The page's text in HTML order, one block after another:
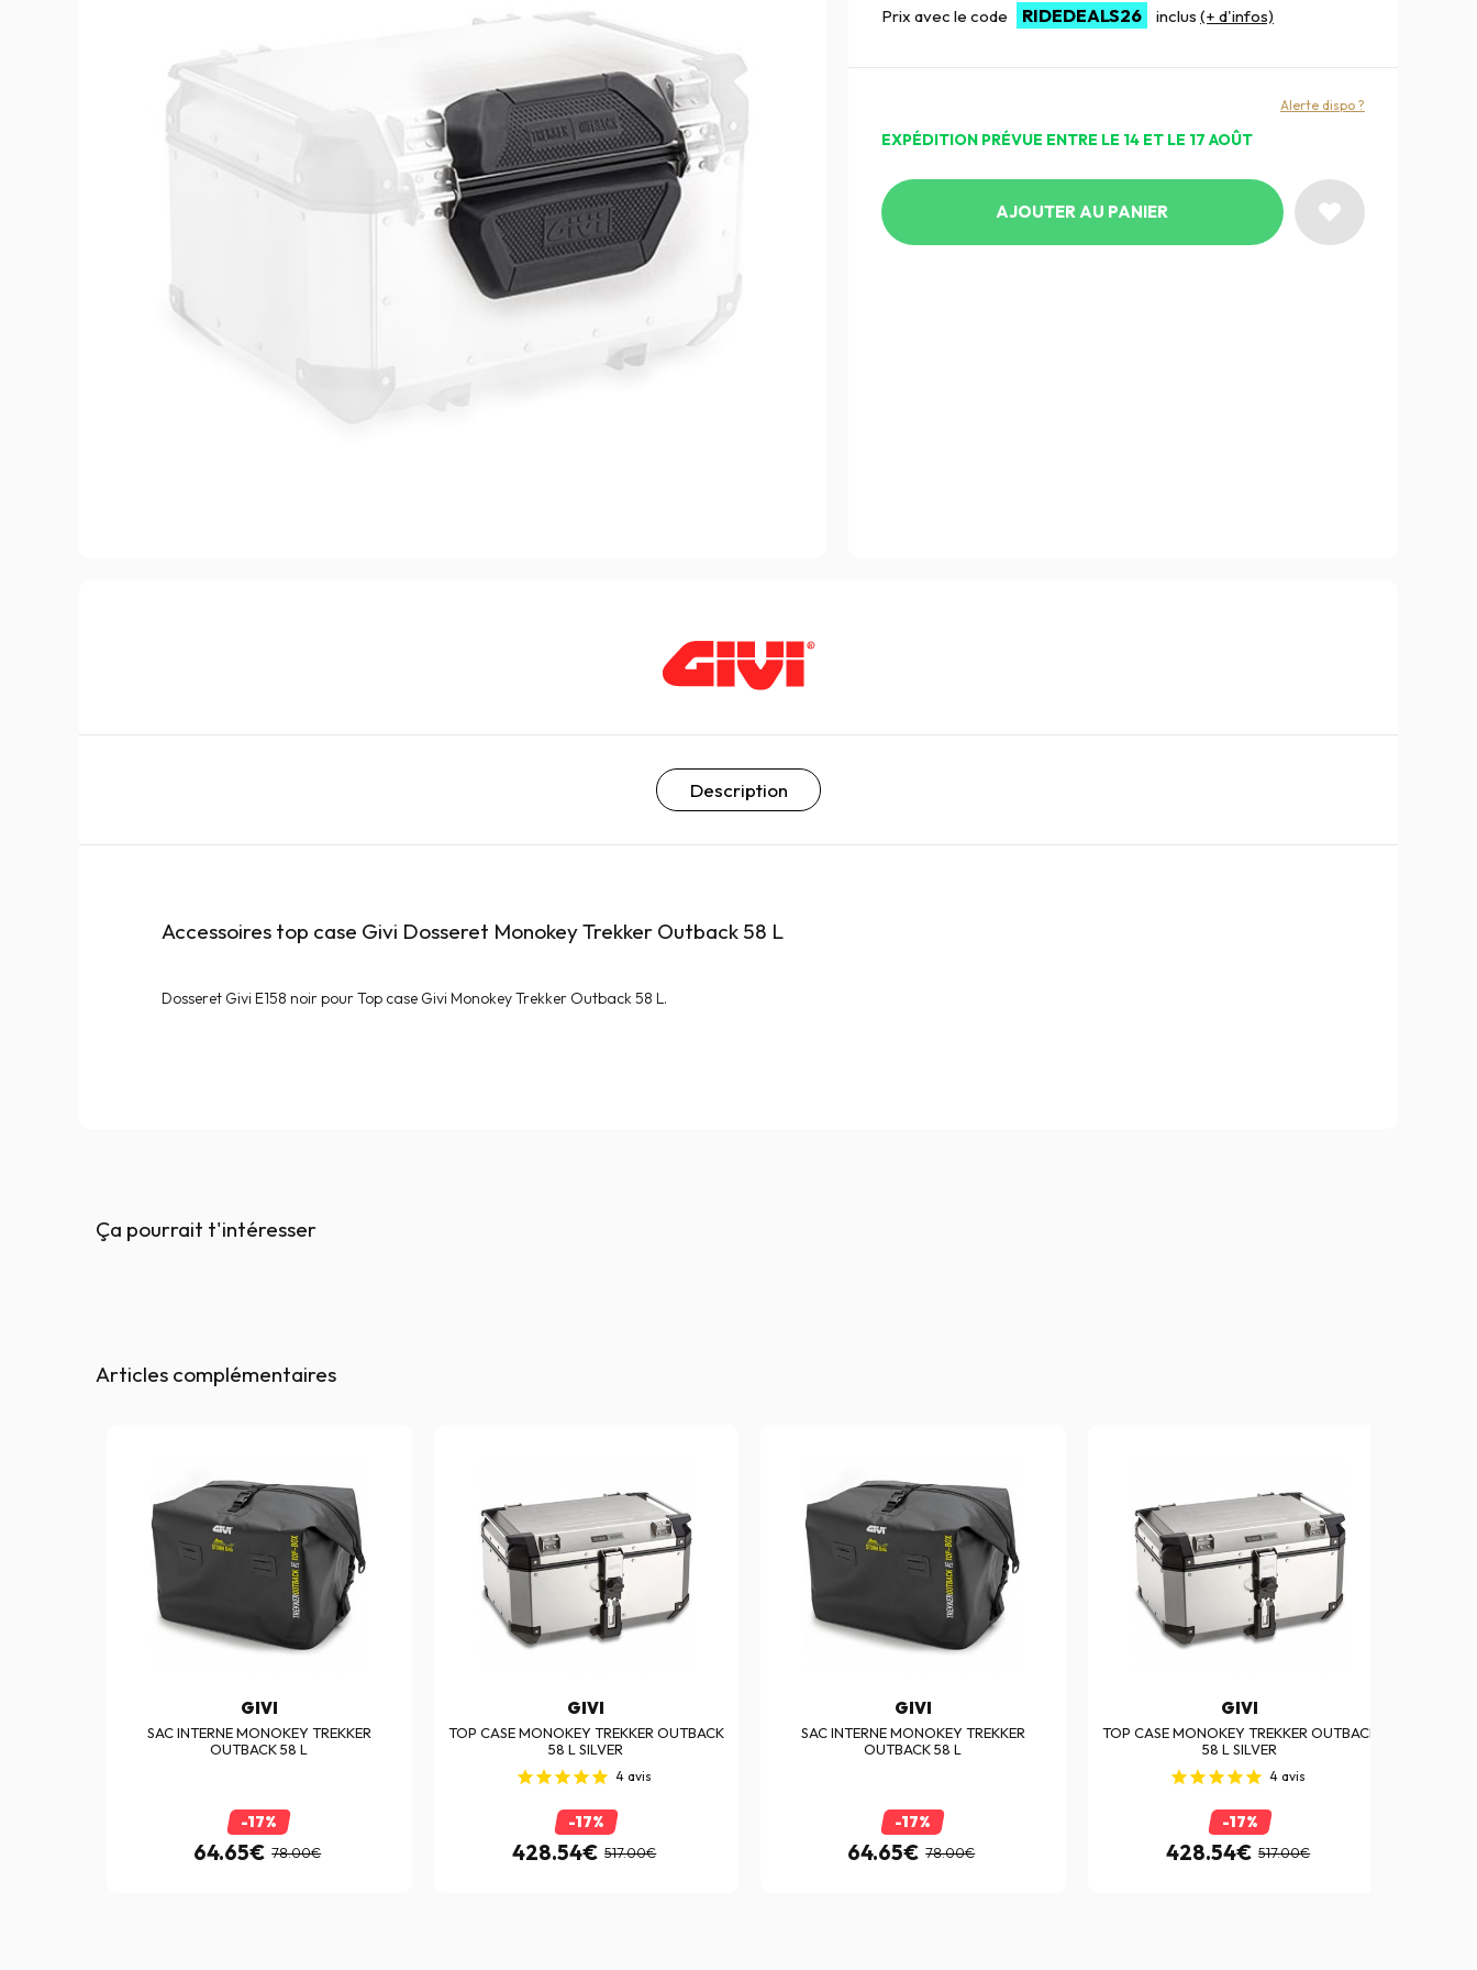
Prix avec le code RIDEDEALS26 inclus (+ d'infos)
EXPÉDITION PRÉVUE ENTRE LE 14 ET LE 17 AOÛT
Alerte dispo ?
AJOUTER AU PANIER
Description
Accessoires top case Givi Dosseret Monokey Trekker Outback 58 L
Dosseret Givi E158 noir pour Top case Givi Monokey Trekker Outback 58 L.
Ça pourrait t'intéresser
Articles complémentaires
GIVI
SAC INTERNE MONOKEY TREKKER
OUTBACK 58 L
-17%
64.65€ 78.00€
GIVI
TOP CASE MONOKEY TREKKER OUTBACK
58 L SILVER
4avis
-17%
428.54€ 517.00€
GIVI
SAC INTERNE MONOKEY TREKKER
OUTBACK 58 L
-17%
64.65€ 78.00€
GIVI
TOP CASE MONOKEY TREKKER OUTBACK
58 L SILVER
4avis
-17%
428.54€ 517.00€